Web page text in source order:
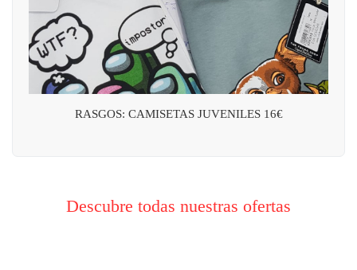
RASGOS: CAMISETAS JUVENILES 16€
Descubre todas nuestras ofertas